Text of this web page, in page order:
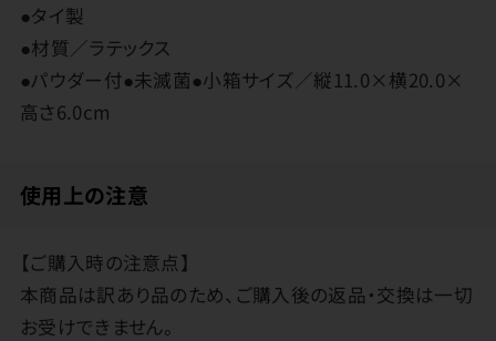
●タイ製
●材質／ラテックス
●パウダー付●未滅菌●小箱サイズ／縦11.0×横20.0×
高さ6.0cm
使用上の注意
【ご購入時の注意点】
本商品は訳あり品のため、ご購入後の返品・交換は一切
お受けできません。